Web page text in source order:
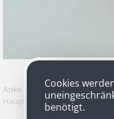
Anke Zillich als Frau Vockerat
Hauptmann, Volkstheater
Cookies
benötigt.